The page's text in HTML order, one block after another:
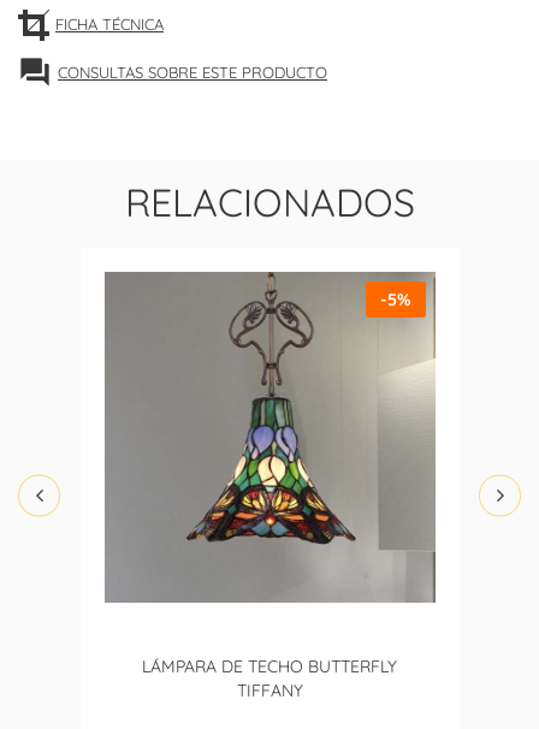
FICHA TÉCNICA
forum CONSULTAS SOBRE ESTE PRODUCTO
RELACIONADOS
LÁMPARA DE TECHO BUTTERFLY
TIFFANY
-5%